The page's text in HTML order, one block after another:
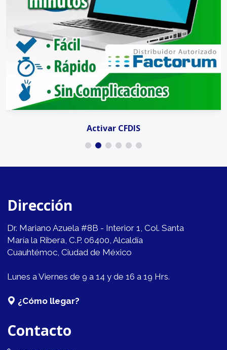
Activar CFDIS
Dirección
Dr. Mariano Azuela #8B - Interior 1, Col. Santa
María la Ribera, C.P. 06400, Alcaldía
Cuauhtémoc, Ciudad de México
Lunes a Viernes de 9 a 14 y de 16 a 19 Hrs.
¿Cómo llegar?
Contacto